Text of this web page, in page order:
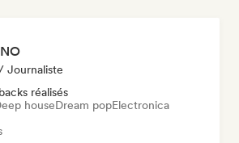
Journaliste
réalisés
houseDream popElectronica